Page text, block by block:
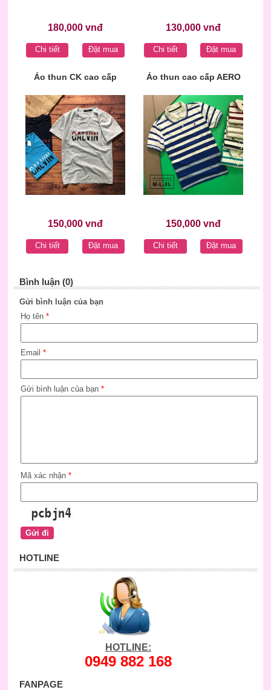
180,000 vnđ
Chi tiết Đặt mua
130,000 vnđ
Chi tiết Đặt mua
Áo thun CK cao cấp
150,000 vnđ
Chi tiết Đặt mua
Áo thun cao cấp AERO
150,000 vnđ
Chi tiết Đặt mua
Bình luận (0)
Gửi bình luận của bạn
Họ tên *
Email *
Gửi bình luận của bạn *
Mã xác nhận *
HOTLINE
HOTLINE:
0949 882 168
FANPAGE